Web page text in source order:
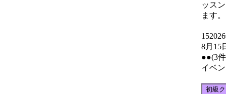
ッス
ます。
15
8月15
●●(3
イベ
初級